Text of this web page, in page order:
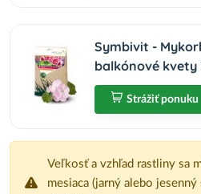
Symbivit -
balkónové kvety
Strážiť ponuku
Veľkosť a vzhľad rastliny sa
mesiaca (jarný alebo